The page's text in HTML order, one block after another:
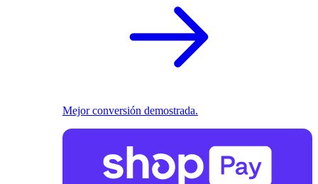
Mejor conversión demostrada.